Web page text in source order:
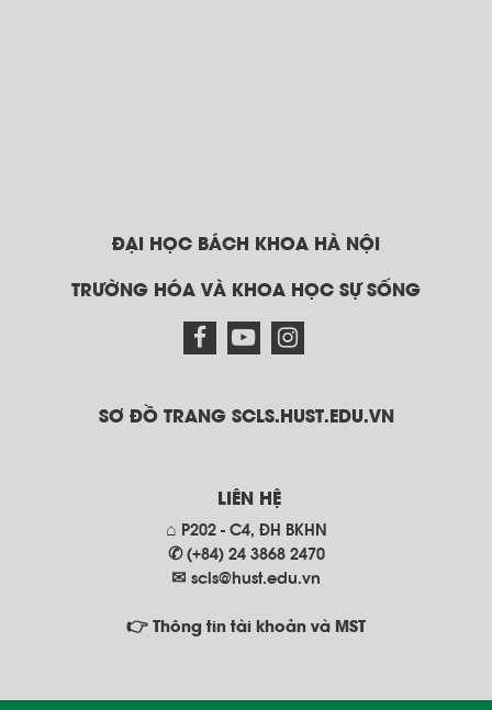
ĐẠI HỌC BÁCH KHOA HÀ NỘI
TRƯỜNG HÓA VÀ KHOA HỌC SỰ SỐNG
SƠ ĐỒ TRANG SCLS.HUST.EDU.VN
LIÊN HỆ
⌂ P202 - C4, ĐH BKHN
✆ (+84) 24 3868 2470
✉ scls@hust.edu.vn
👉 Thông tin tài khoản và MST